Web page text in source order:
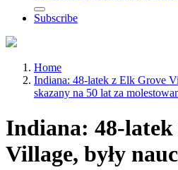
Subscribe
Home
Indiana: 48-latek z Elk Grove
skazany na 50 lat za
Indiana: 48-
Village, były